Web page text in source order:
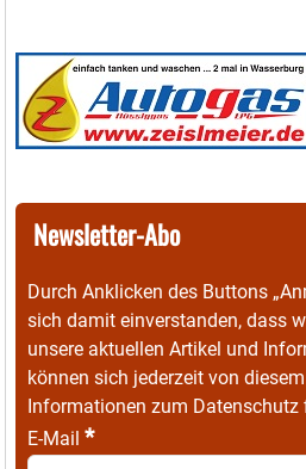
Newsletter-Abo
Durch Anklicken des Buttons
sich damit einverstanden, dass
unsere aktuellen Artikel und
können sich jederzeit von
Informationen zum Datenschutz
E-Mail *